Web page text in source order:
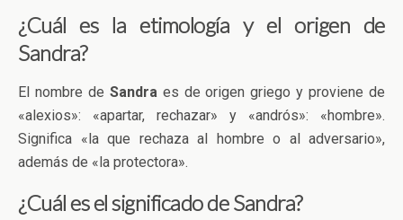
¿Cuál es la etimología y el origen de
Sandra?
El nombre de Sandraes de origen griego y proviene de
«alexios»: «apartar, rechazar» y «andrós»: «hombre».
Significa «la que rechaza al hombre o al adversario»,
además de «la protectora».
¿Cuál es el significado de Sandra?